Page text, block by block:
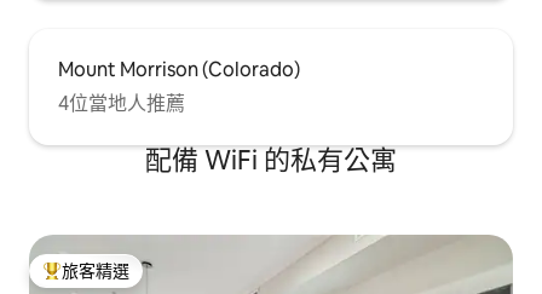
Mount Morrison (Colorado)
4位當地人推薦
配備 WiFi 的私有公寓
旅客精選榜首
旅客精選